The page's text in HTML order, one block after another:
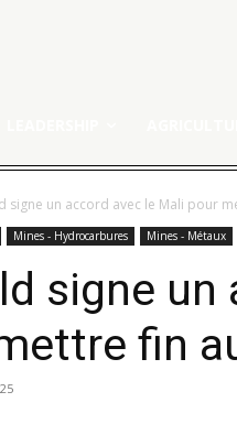
signe un accord avec le Mali pour
Mines - Hydrocarbures Mines - Métaux
signe un
fin